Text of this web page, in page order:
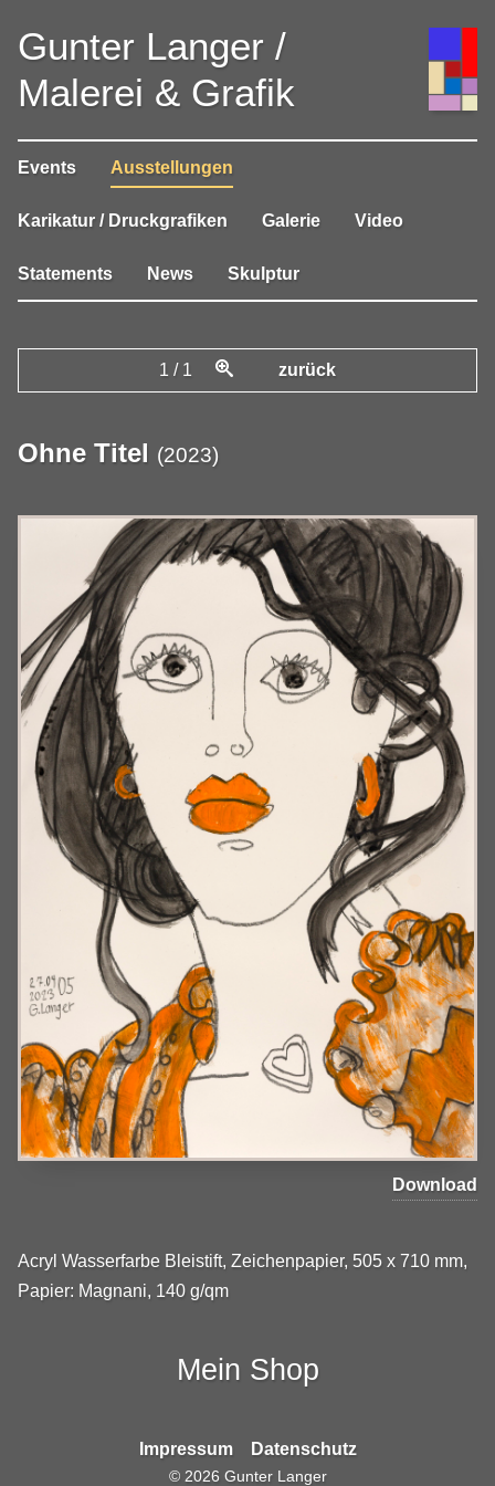
Gunter Langer /
Malerei & Grafik
Events Ausstellungen
Karikatur / Druckgrafiken Galerie Video
Statements News Skulptur
1 / 1 zurück
Ohne Titel (2023)
Download
Acryl Wasserfarbe Bleistift, Zeichenpapier, 505 x 710 mm,
Papier: Magnani, 140 g/qm
Impressum Datenschutz
© 2026 Gunter Langer
Mein Shop